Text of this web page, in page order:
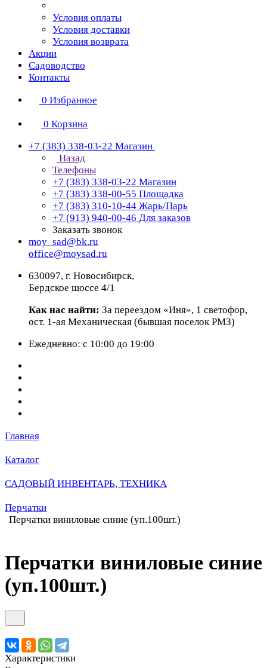
Условия оплаты
Условия доставки
Условия возврата
Акции
Садоводство
Контакты
0 Избранное
0 Корзина
+7 (383) 338-03-22 Магазин
Назад
Телефоны
+7 (383) 338-03-22 Магазин
+7 (383) 338-00-55 Площадка
+7 (383) 310-10-44 Жарь/Парь
+7 (913) 940-00-46 Для заказов
Заказать звонок
moy_sad@bk.ru
office@moysad.ru
630097, г. Новосибирск,
Бердское шоссе 4/1
Как нас найти: За переездом «Иня», 1 светофор,
ост. 1-ая Механическая (бывшая поселок РМЗ)
Ежедневно: с 10:00 до 19:00
Главная
Каталог
САДОВЫЙ ИНВЕНТАРЬ, ТЕХНИКА
Перчатки
Перчатки виниловые синие (уп.100шт.)
Перчатки виниловые синие
(уп.100шт.)
Характеристики